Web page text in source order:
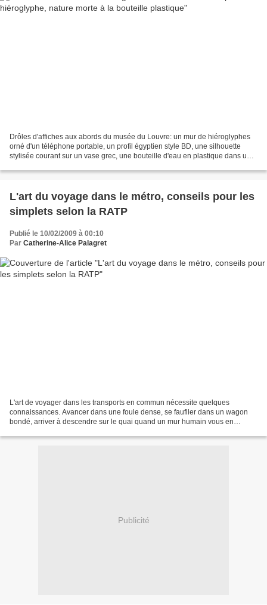
Drôles d'affiches aux abords du musée du Louvre: un mur de hiéroglyphes
orné d'un téléphone portable, un profil égyptien style BD, une silhouette
stylisée courant sur un vase grec, une bouteille d'eau en plastique dans une
L'art du voyage dans le métro, conseils pour les
simplets selon la RATP
Publié le 10/02/2009 à 00:10
Par Catherine-Alice Palagret
L'art de voyager dans les transports en commun nécessite quelques
connaissances. Avancer dans une foule dense, se faufiler dans un wagon
bondé, arriver à descendre sur le quai quand un mur humain vous en
Publicité